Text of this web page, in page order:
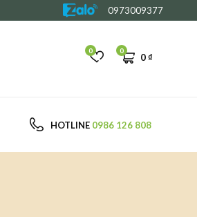
0973009377
0
0₫
0
HOTLINE 0986 126 808